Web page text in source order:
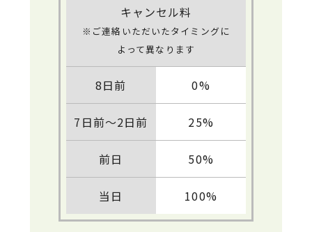
キャンセル料
※ご連絡いただいたタイミングに
よって異なります
8日前 0%
7日前～2日前 25%
前日 50%
当日 100%